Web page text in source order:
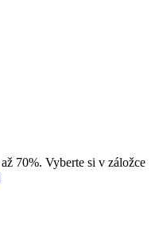
70%. Vyberte si v záložce